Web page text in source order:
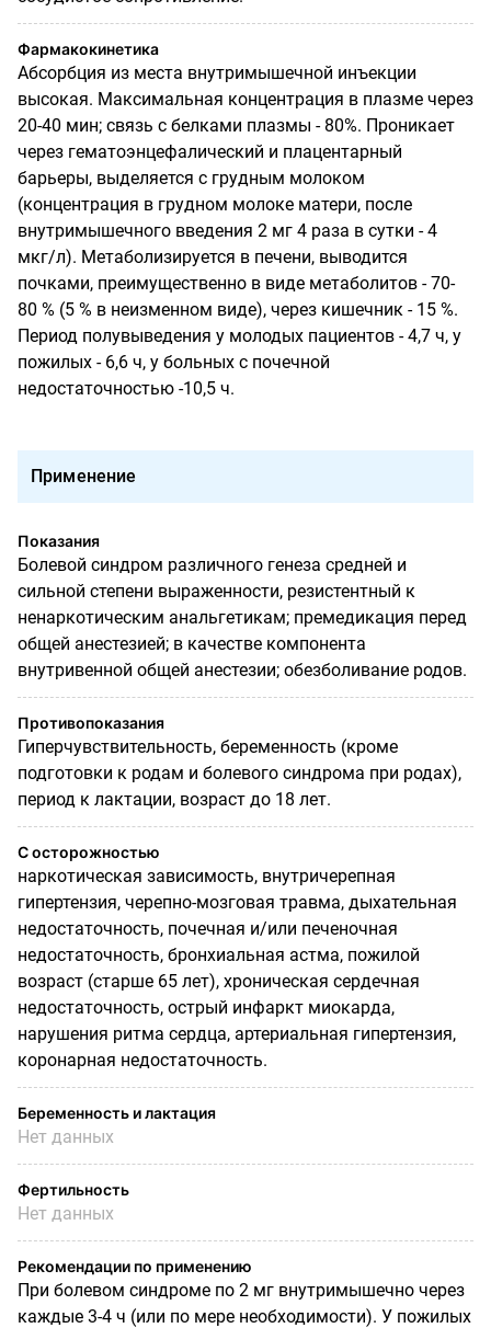
Фармакокинетика
Абсорбция из места внутримышечной инъекции
высокая. Максимальная концентрация в плазме через
20-40 мин; связь с белками плазмы - 80%. Проникает
через гематоэнцефалический и плацентарный
барьеры, выделяется с грудным молоком
(концентрация в грудном молоке матери, после
внутримышечного введения 2 мг 4 раза в сутки - 4
мкг/л). Метаболизируется в печени, выводится
почками, преимущественно в виде метаболитов - 70-
80 % (5 % в неизменном виде), через кишечник - 15 %.
Период полувыведения у молодых пациентов - 4,7 ч, у
пожилых - 6,6 ч, у больных с почечной
недостаточностью -10,5 ч.
Применение
Показания
Болевой синдром различного генеза средней и
сильной степени выраженности, резистентный к
ненаркотическим анальгетикам; премедикация перед
общей анестезией; в качестве компонента
внутривенной общей анестезии; обезболивание родов.
Противопоказания
Гиперчувствительность, беременность (кроме
подготовки к родам и болевого синдрома при родах),
период к лактации, возраст до 18 лет.
С осторожностью
наркотическая зависимость, внутричерепная
гипертензия, черепно-мозговая травма, дыхательная
недостаточность, почечная и/или печеночная
недостаточность, бронхиальная астма, пожилой
возраст (старше 65 лет), хроническая сердечная
недостаточность, острый инфаркт миокарда,
нарушения ритма сердца, артериальная гипертензия,
коронарная недостаточность.
Беременность и лактация
Нет данных
Фертильность
Нет данных
Рекомендации по применению
При болевом синдроме по 2 мг внутримышечно через
каждые 3-4 ч (или по мере необходимости). У пожилых